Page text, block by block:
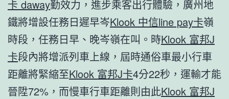
卡 daway勤效力，進步乘客出行體驗，廣州地
鐵將增設任務日遲早岑Klook 中信line pay卡嶺
時段，任務日早、晚岑嶺在叫。時Klook 富邦J
卡段內將增派列車上線，屆時通俗車最小行車
距離將緊縮至Klook 富邦J卡4分22秒，運輸才能
晉陞72%，而慢車行車距離則由此Klook 富邦J